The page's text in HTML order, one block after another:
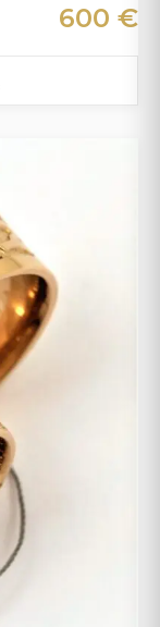
600 €